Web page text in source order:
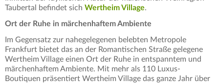
Taubertal befindet sich Wertheim Village.
Ort der Ruhe in märchenhaftem Ambiente
Im Gegensatz zur nahegelegenen belebten Metropole
Frankfurt bietet das an der Romantischen Straße gelegene
Wertheim Village einen Ort der Ruhe in entspanntem und
märchenhaftem Ambiente. Mit mehr als 110 Luxus-
Boutiquen präsentiert Wertheim Village das ganze Jahr über